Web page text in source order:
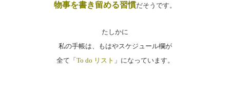
物事を書き留める習慣だそうです。
たしかに
私の手帳は、もはやスケジュール欄が
全て「 To do リスト 」になっています。